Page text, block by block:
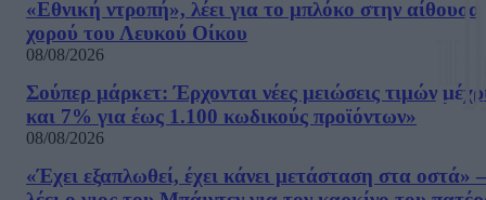
«Εθνική ντροπή», λέει για το μπλόκο στην αίθουσα
χορού του Λευκού Οίκου
08/08/2026
Σούπερ μάρκετ: Έρχονται νέες μειώσεις τιμών
και 7% για έως 1.100 κωδικούς προϊόντων»
08/08/2026
«Έχει εξαπλωθεί, έχει κάνει μετάσταση στα οστά»